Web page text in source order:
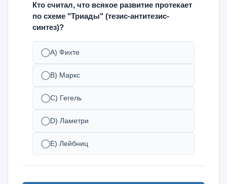
Кто считал, что всякое развитие протекает
по схеме "Триады" (тезис-антитезис-
синтез)?
А) Фихте
В) Маркс
С) Гегель
D) Ламетри
Е) Лейбниц